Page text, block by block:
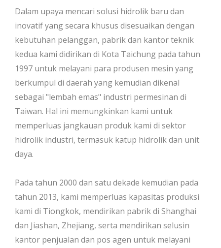
Dalam upaya mencari solusi hidrolik baru dan
inovatif yang secara khusus disesuaikan dengan
kebutuhan pelanggan, pabrik dan kantor teknik
kedua kami didirikan di Kota Taichung pada tahun
1997 untuk melayani para produsen mesin yang
berkumpul di daerah yang kemudian dikenal
sebagai "lembah emas" industri permesinan di
Taiwan. Hal ini memungkinkan kami untuk
memperluas jangkauan produk kami di sektor
hidrolik industri, termasuk katup hidrolik dan unit
daya.
Pada tahun 2000 dan satu dekade kemudian pada
tahun 2013, kami memperluas kapasitas produksi
kami di Tiongkok, mendirikan pabrik di Shanghai
dan Jiashan, Zhejiang, serta mendirikan selusin
kantor penjualan dan pos agen untuk melayani